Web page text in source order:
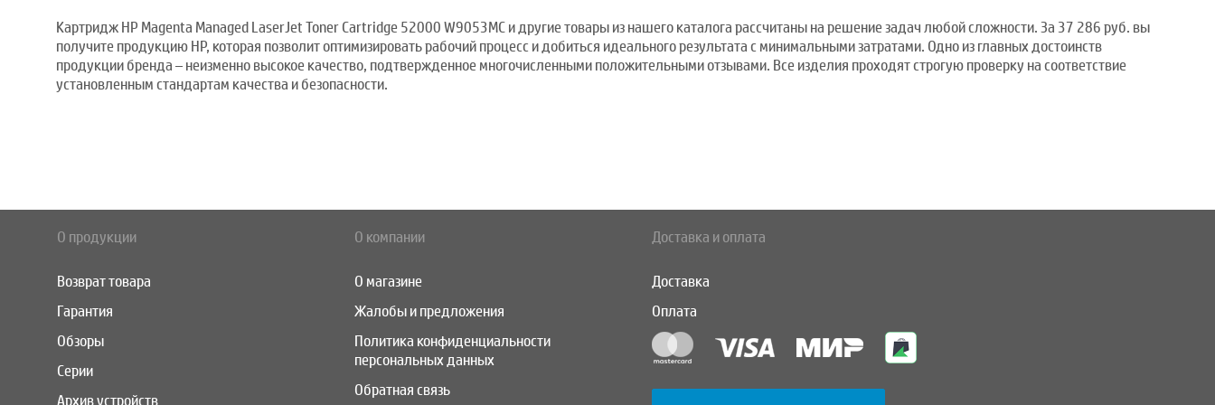
Картридж HP Magenta Managed LaserJet Toner Cartridge 52000 W9053MC и другие товары из нашего каталога рассчитаны на решение задач любой сложности. За 37 286 руб. вы
получите продукцию HP, которая позволит оптимизировать рабочий процесс и добиться идеального результата с минимальными затратами. Одно из главных достоинств
продукции бренда – неизменно высокое качество, подтвержденное многочисленными положительными отзывами. Все изделия проходят строгую проверку на соответствие
установленным стандартам качества и безопасности.
О продукции
Возврат товара
Гарантия
Обзоры
Серии
Архив устройств
О компании
О магазине
Жалобы и предложения
Политика конфиденциальности
персональных данных
Обратная связь
Доставка и оплата
Доставка
Оплата